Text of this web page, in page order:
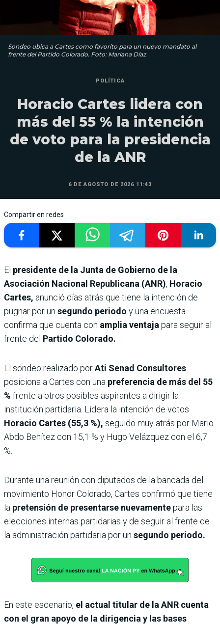
Sondeo ubica a Cartes como favorito para un nuevo mandato al
frente del Partido Colorado. Foto: Mariana Díaz
POLÍTICA
Horacio Cartes lidera con
más del 55 % la intención
de voto para la presidencia
de la ANR
6 DE AGOSTO DE 2026 11:43
Compartir en redes
El presidente de la Junta de Gobierno de la
Asociación Nacional Republicana (ANR), Horacio
Cartes, anunció días atrás que tiene la intención de
pugnar por un segundo periodo y una encuesta
confirma que cuenta con amplia ventajapara seguir al
frente del Partido Colorado.
El sondeo realizado porAti Senad Consultores
posiciona a Cartes con una preferencia de más del 55
% frente a otros posibles aspirantes a dirigir la
institución partidaria. Lidera la intención de votos
Horacio Cartes (55,3 %), seguido muy atrás por Mario
Abdo Benítez con 15,1 % y Hugo Velázquez con el 6,7
%.
Durante una reunión con diputados de la bancada del
movimiento Honor Colorado, Cartes confirmó que tiene
la pretensión de presentarse nuevamentepara las
elecciones internas partidarias y de seguir al frente de
la administración partidaria por un segundo periodo.
En este escenario, el actual titular de la ANR cuenta
con el gran apoyo de la dirigencia y las bases